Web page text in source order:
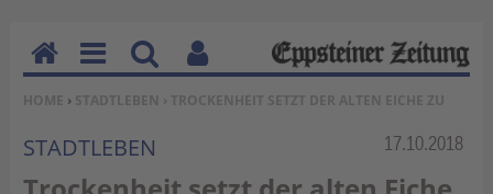
SIE BEFINDEN SICH HIER:
HOME › STADTLEBEN › TROCKENHEIT SETZT DER ALTEN EICHE ZU
Rubrik:
STADTLEBEN 17.10.2018
H
o
m
e
M
en
u
Su
ch
en
Be
nu